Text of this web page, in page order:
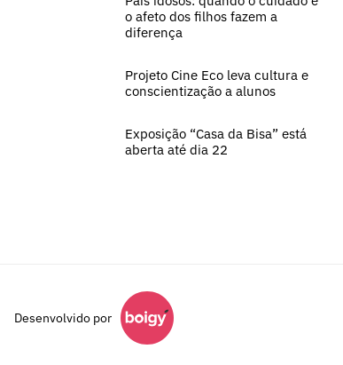
o afeto dos filhos fazem a
diferença
Projeto Cine Eco leva cultura e
conscientização a alunos
Exposição “Casa da Bisa” está
aberta até dia 22
Desenvolvido por